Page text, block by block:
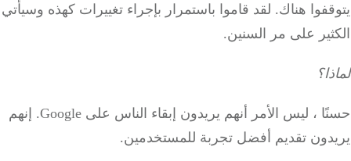
هناك. لقد قاموا باستمرار بإجراء تغييرات كهذه وسيأتي
على مر السنين.
حسنًا ، ليس الأمر أنهم يريدون إبقاء الناس على Google. إنهم
تقديم أفضل تجربة للمستخدمين.